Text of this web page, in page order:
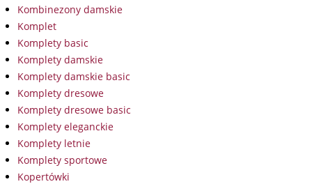
Kombinezony damskie
Komplet
Komplety basic
Komplety damskie
Komplety damskie basic
Komplety dresowe
Komplety dresowe basic
Komplety eleganckie
Komplety letnie
Komplety sportowe
Kopertówki